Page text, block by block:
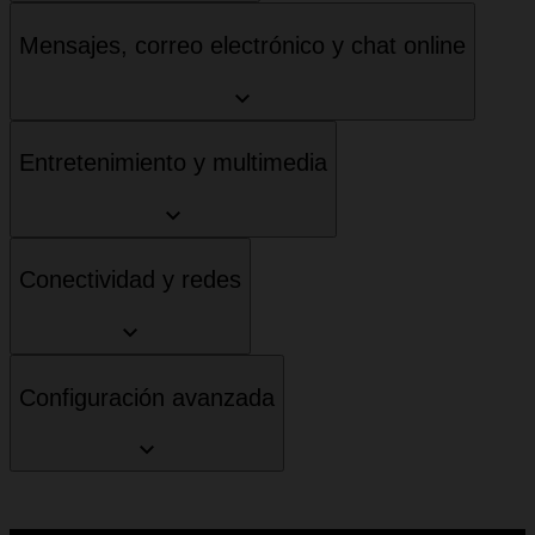
Mensajes, correo electrónico y chat online
Entretenimiento y multimedia
Conectividad y redes
Configuración avanzada